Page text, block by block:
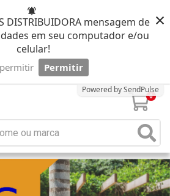
DISTRIBUIDORA mensagem de
em seu computador e/ou
celular!
Permitir
Powered by SendPulse
×
0